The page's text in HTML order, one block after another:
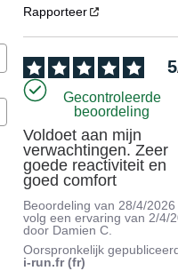
Rapporteer
5
Gecontroleerde
beoordeling
Voldoet aan mijn
verwachtingen. Zeer
goede reactiviteit en
goed comfort
Beoordeling van28/4/2026
volg een ervaring van2/4/
door Damien C.
Oorspronkelijk
i-run.fr (fr)